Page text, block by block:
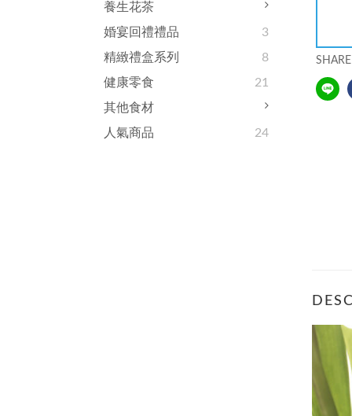
養生花茶
婚宴回禮禮品
3
精緻禮盒系列
8
健康零食
21
其他食材
人氣商品
24
SHARE